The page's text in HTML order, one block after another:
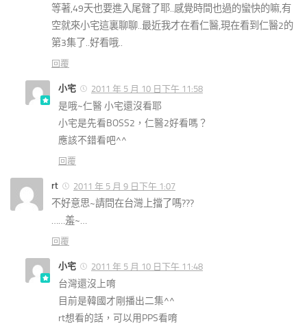
等著,49天也要進入尾聲了耶..感覺時間也過的蠻快的嘛,有
空就來小宅這裏聊聊..最近我才在看仁醫,現在看到仁醫2的
第3集了..好看哦..
回覆
小宅 2011 年 5 月 10 日下午 11:58
是哦~仁醫 小宅還沒看耶
小宅是先看BOSS2，仁醫2好看嗎？
應該不錯看吧^^
回覆
rt 2011 年 5 月 9 日下午 1:07
不好意思~請問在台灣上擋了嗎???
……羞~…
回覆
小宅 2011 年 5 月 10 日下午 11:48
台灣還沒上唷
目前是韓國才剛播出二集^^
rt想看的話，可以用PPS看唷